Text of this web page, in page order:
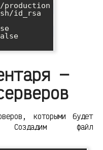
id_rsa
—
которыми будет
файл